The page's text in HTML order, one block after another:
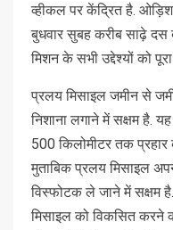
व्हीकल पर केंद्रित है.
बुधवार सुबह करीब साढ़े दस
मिशन के सभी उद्देश्यों को
प्रलय मिसाइल जमीन से
निशाना लगाने में सक्षम है.
500 किलोमीटर तक
मुताबिक प्रलय मिसाइल
विस्फोटक ले जाने में सक्षम
मिसाइल को विकसित करने